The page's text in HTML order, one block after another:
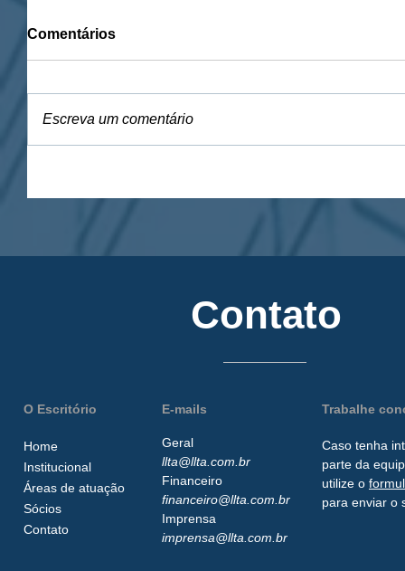
Comentários
Escreva um comentário
Contato
O Escritório
Home
Institucional
Áreas de atuação
Sócios
Contato
E-mails
Geral
llta@llta.com.br
Financeiro
financeiro@llta.com.br
Imprensa
imprensa@llta.com.br
Trabalhe
Caso tenha
parte da
utilize o
para enviar o